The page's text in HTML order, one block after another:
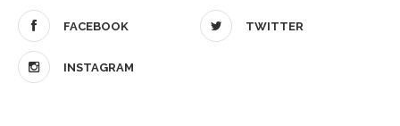
FACEBOOK TWITTER
INSTAGRAM